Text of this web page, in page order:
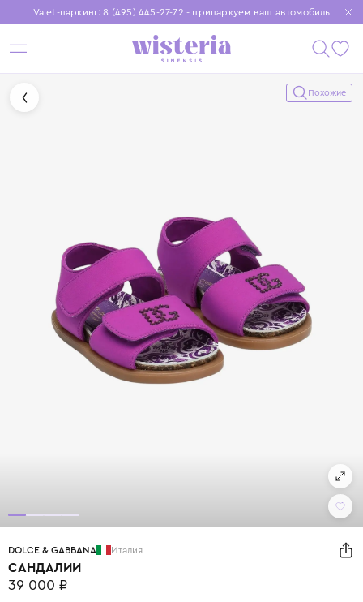
Valet-паркинг: 8 (495) 445-27-72 - припаркуем ваш автомобиль
Бесплатная доставка при заказе от 15 000 ₽
Установите приложение, чтобы покупки были еще удобнее
Похожие
DOLCE & GABBANA Италия
САНДАЛИИ
39 000 ₽